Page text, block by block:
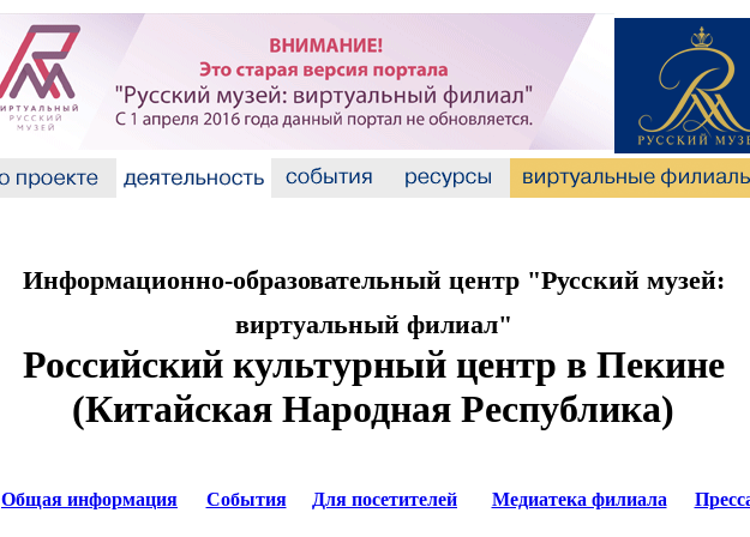
Информационно-образовательный центр "Русский музей:
виртуальный филиал"
Российский культурный центр в Пекине
(Китайская Народная Республика)
Общая информация События Для посетителей Медиатека филиала